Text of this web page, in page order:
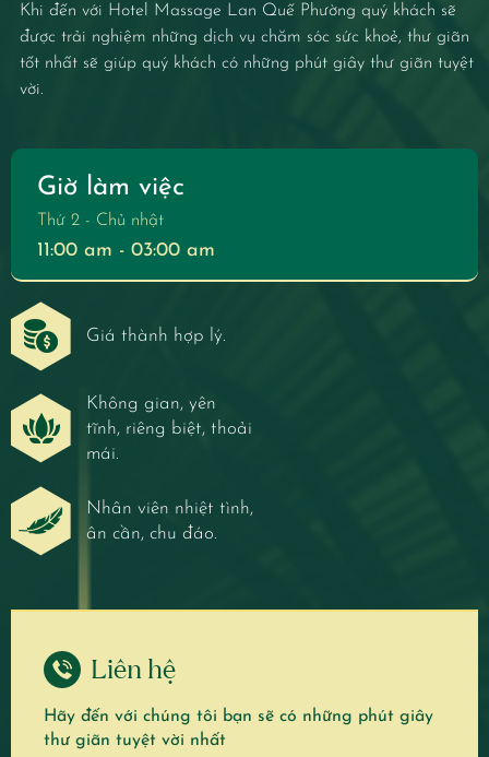
Khi đến với Hotel Massage Lan Quế Phường quý khách sẽ
được trải nghiệm những dịch vụ chăm sóc sức khoẻ, thư giãn
tốt nhất sẽ giúp quý khách có những phút giây thư giãn tuyệt
vời.
Giờ làm việc
Thứ 2 - Chủ nhật
11:00 am - 03:00 am
Giá thành hợp lý.
Không gian, yên
tĩnh, riêng biệt, thoải
mái.
Nhân viên nhiệt tình,
ân cần, chu đáo.
Liên hệ
Hãy đến với chúng tôi bạn sẽ có những phút giây
thư giãn tuyệt vời nhất